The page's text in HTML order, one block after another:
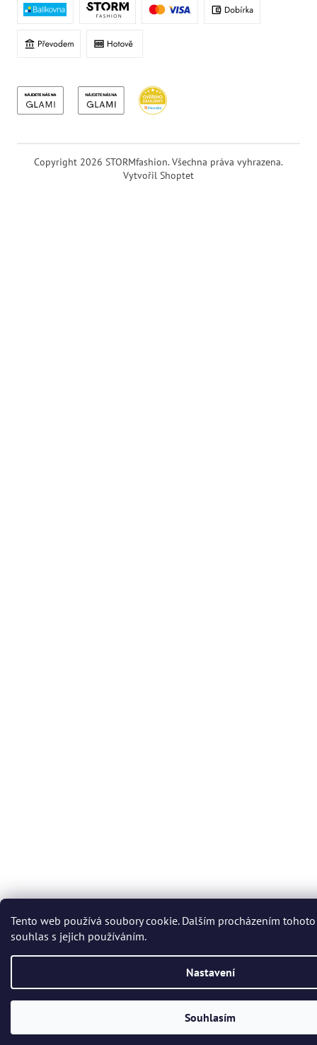
Tento web používá soubory cookie. Dalším procházením
souhlas s jejich používáním.
Nastavení
Souhlasím
Vytvořil Shoptet
Copyright 2026 STORMfashion. Všechna práva vyhrazena.